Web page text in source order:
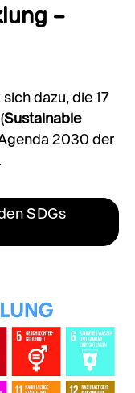
–
dazu, die 17
Sustainable
2030 der
SDGs